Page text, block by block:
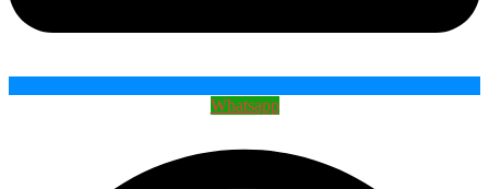
Whatsapp